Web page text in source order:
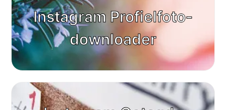
Instagram Profielfoto-
downloader